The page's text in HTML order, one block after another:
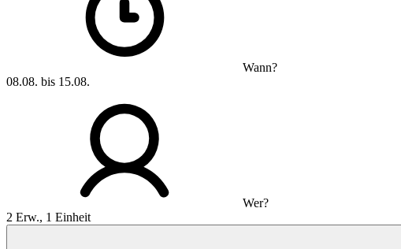
Wann?
08.08. bis 15.08.
Wer?
2 Erw., 1 Einheit